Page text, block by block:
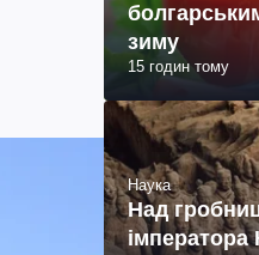
зиму
15 годин тому
Наука
Над
імператора